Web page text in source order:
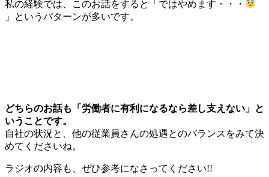
私の経験では、このお話をすると「ではやめます・・・
」というパターンが多いです。
どちらのお話も「労働者に有利になるなら差し支えない」と
いうことです。
自社の状況と、他の従業員さんの処遇とのバランスをみて決
めてくださいね。
ラジオの内容も、ぜひ参考になさってください!!